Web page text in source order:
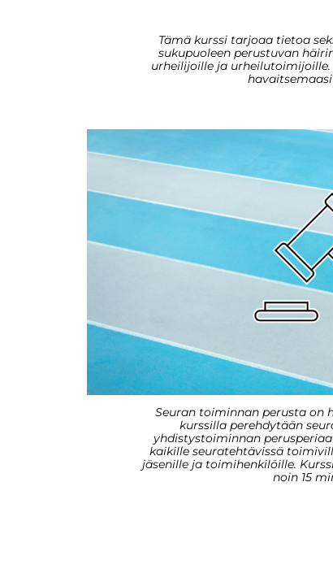
Tämä kurssi tarjoaa tietoa
sukupuoleen perustuvan
urheilijoille ja
Seuran toiminnan perusta on
kurssilla perehdytään
yhdistystoiminnan
kaikille seuratehtävissä
jäsenille ja toimihenkilöille.
noin 15